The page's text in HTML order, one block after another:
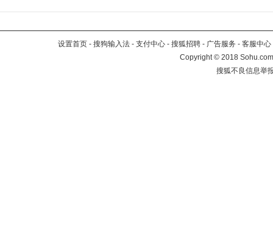
设置首页 - 搜狗输入法 - 支付中心 - 搜狐招聘 - 广告服务 - 客服中心
Copyright©2018
搜狐不良信息举